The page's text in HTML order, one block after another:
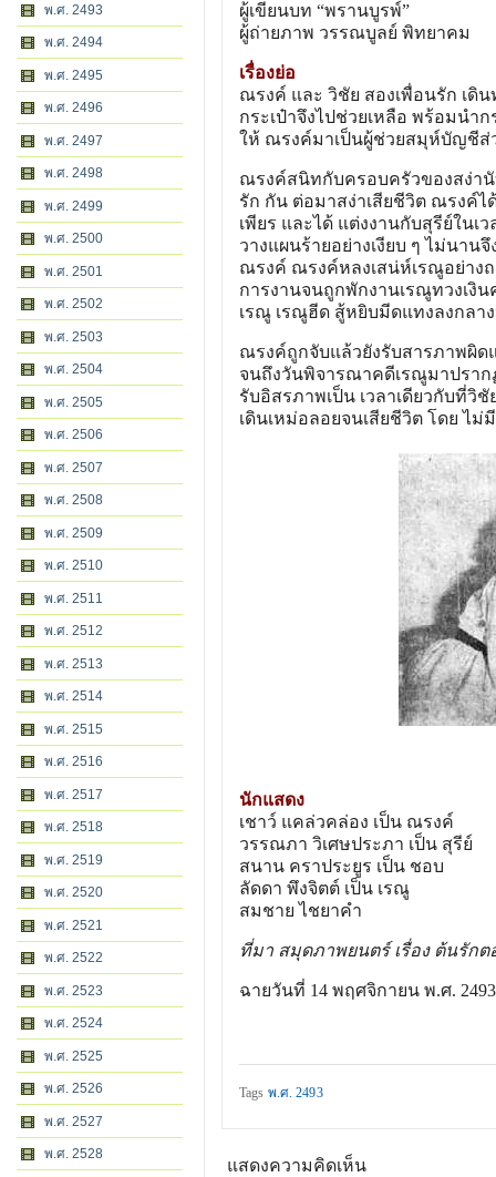
พ.ศ. 2493
พ.ศ. 2494
พ.ศ. 2495
พ.ศ. 2496
พ.ศ. 2497
พ.ศ. 2498
พ.ศ. 2499
พ.ศ. 2500
พ.ศ. 2501
พ.ศ. 2502
พ.ศ. 2503
พ.ศ. 2504
พ.ศ. 2505
พ.ศ. 2506
พ.ศ. 2507
พ.ศ. 2508
พ.ศ. 2509
พ.ศ. 2510
พ.ศ. 2511
พ.ศ. 2512
พ.ศ. 2513
พ.ศ. 2514
พ.ศ. 2515
พ.ศ. 2516
พ.ศ. 2517
พ.ศ. 2518
พ.ศ. 2519
พ.ศ. 2520
พ.ศ. 2521
พ.ศ. 2522
พ.ศ. 2523
พ.ศ. 2524
พ.ศ. 2525
พ.ศ. 2526
พ.ศ. 2527
พ.ศ. 2528
ผู้เขียนบท “พรานบูรพ์”
ผู้ถ่ายภาพ วรรณบูลย์ พิทยาคม
เรื่องย่อ
ณรงค์ และ วิชัย สองเพื่อนรัก เดิ
กระเป๋าจึงไปช่วยเหลือ พร้อมนํา
ให้ ณรงค์มาเป็นผู้ช่วยสมุห์บัญชีส่
ณรงค์สนิทกับครอบครัวของสง่า
รัก กัน ต่อมาสง่าเสียชีวิต ณรงค์
เพียร และได้ แต่งงานกับสุรีย์ใน
วางแผนร้ายอย่างเงียบ ๆ ไม่นาน
ณรงค์ ณรงค์หลงเสน่ห์เรณูอย่างถ
การงานจนถูกพักงานเรณูทวงเงิ
เรณู เรณูฮีด สู้หยิบมีดแทงลงกลา
ณรงค์ถูกจับแล้วยังรับสารภาพผิด
จนถึงวันพิจารณาคดีเรณูมาปรา
รับอิสรภาพเป็น เวลาเดียวกับที่วิ
เดินเหม่อลอยจนเสียชีวิต โดย ไ
นักแสดง
เชาว์ แคล่วคล่อง เป็น ณรงค์
วรรณภา วิเศษประภา เป็น สุรีย์
สนาน คราประยูร เป็น ชอบ
ลัดดา พึงจิตต์ เป็น เรณู
สมชาย ไชยาคํา
ที่มา สมุดภาพยนตร์ เรื่อง ต้นรักต
ฉายวันที่ 14 พฤศจิกายน พ.ศ. 2493
Tags พ.ศ. 2493
แสดงความคิดเห็น